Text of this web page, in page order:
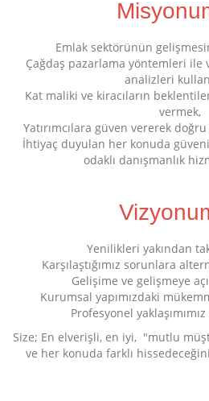
Emlak sektörünün
Çağdaş pazarlama yöntemleri ile
analizleri
Kat maliki ve kiracıların
vermek,
Yatırımcılara güven vererek
İhtiyaç duyulan her konuda
odaklı danışmanlık
Yenilikleri yakından
Karşılaştığımız sorunlara
Gelişime ve gelişmeye
Kurumsal yapımızdaki
Profesyonel
Size; En elverişli, en iyi, "mutlu
ve her konuda farklı